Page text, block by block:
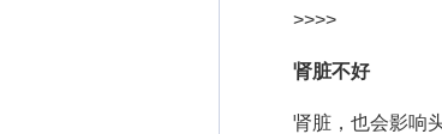
>>>>
肾脏不好
肾脏，也会影响头